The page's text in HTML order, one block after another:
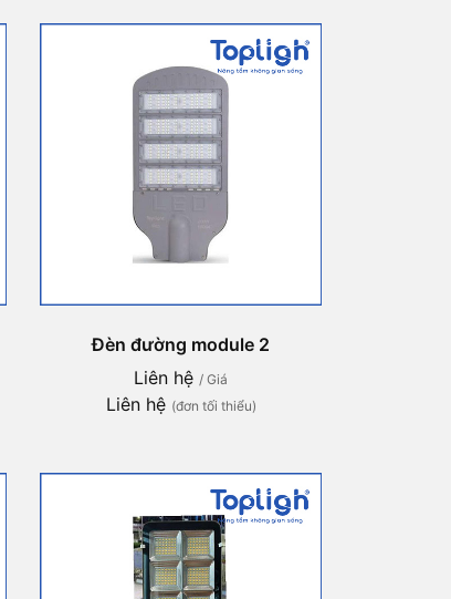
Đèn đường module 2
Liên hệ / Giá
Liên hệ (đơn tối thiểu)